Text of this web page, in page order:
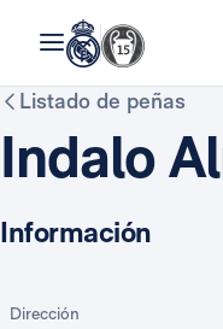
Listado de peñas
Indalo
Información
Dirección